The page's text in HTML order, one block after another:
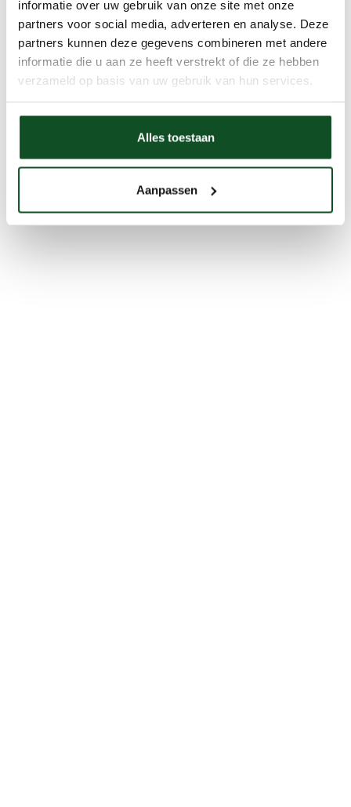
informatie over uw gebruik van onze site met onze
partners voor social media, adverteren en analyse. Deze
partners kunnen deze gegevens combineren met andere
informatie die u aan ze heeft verstrekt of die ze hebben
verzameld op basis van uw gebruik van hun services.
Alles toestaan
Aanpassen